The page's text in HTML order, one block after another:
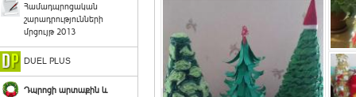
Համադպրոցական
շարադրությունների
մրցույթ 2013
DUEL PLUS
Դպրոցի արտաքին և